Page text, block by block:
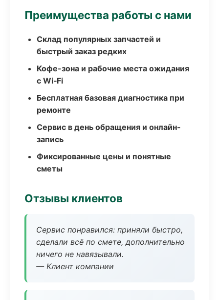
Преимущества работы с нами
Склад популярных запчастей и
быстрый заказ редких
Кофе-зона и рабочие места ожидания
с Wi‑Fi
Бесплатная базовая диагностика при
ремонте
Сервис в день обращения и онлайн-
запись
Фиксированные цены и понятные
сметы
Отзывы клиентов
Сервис понравился: приняли быстро,
сделали всё по смете, дополнительно
ничего не навязывали.
— Клиент компании